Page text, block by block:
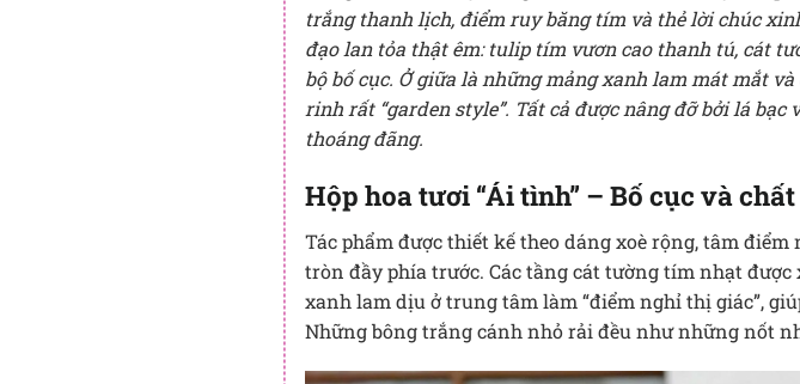
trắng thanh lịch, điểm ruy băng tím và thẻ lời chúc
đạo lan tỏa thật êm: tulip tím vươn cao thanh tú, cát
bộ bố cục. Ở giữa là những mảng xanh lam mát mắt
rinh rất “garden style”. Tất cả được nâng đỡ bởi lá
thoáng đãng.
Hộp hoa tươi “Ái tình” – Bố cục và
Tác phẩm được thiết kế theo dáng xoè rộng, tâm
tròn đầy phía trước. Các tầng cát tường tím nhạt
xanh lam dịu ở trung tâm làm “điểm nghỉ thị giác”,
Những bông trắng cánh nhỏ rải đều như những nốt